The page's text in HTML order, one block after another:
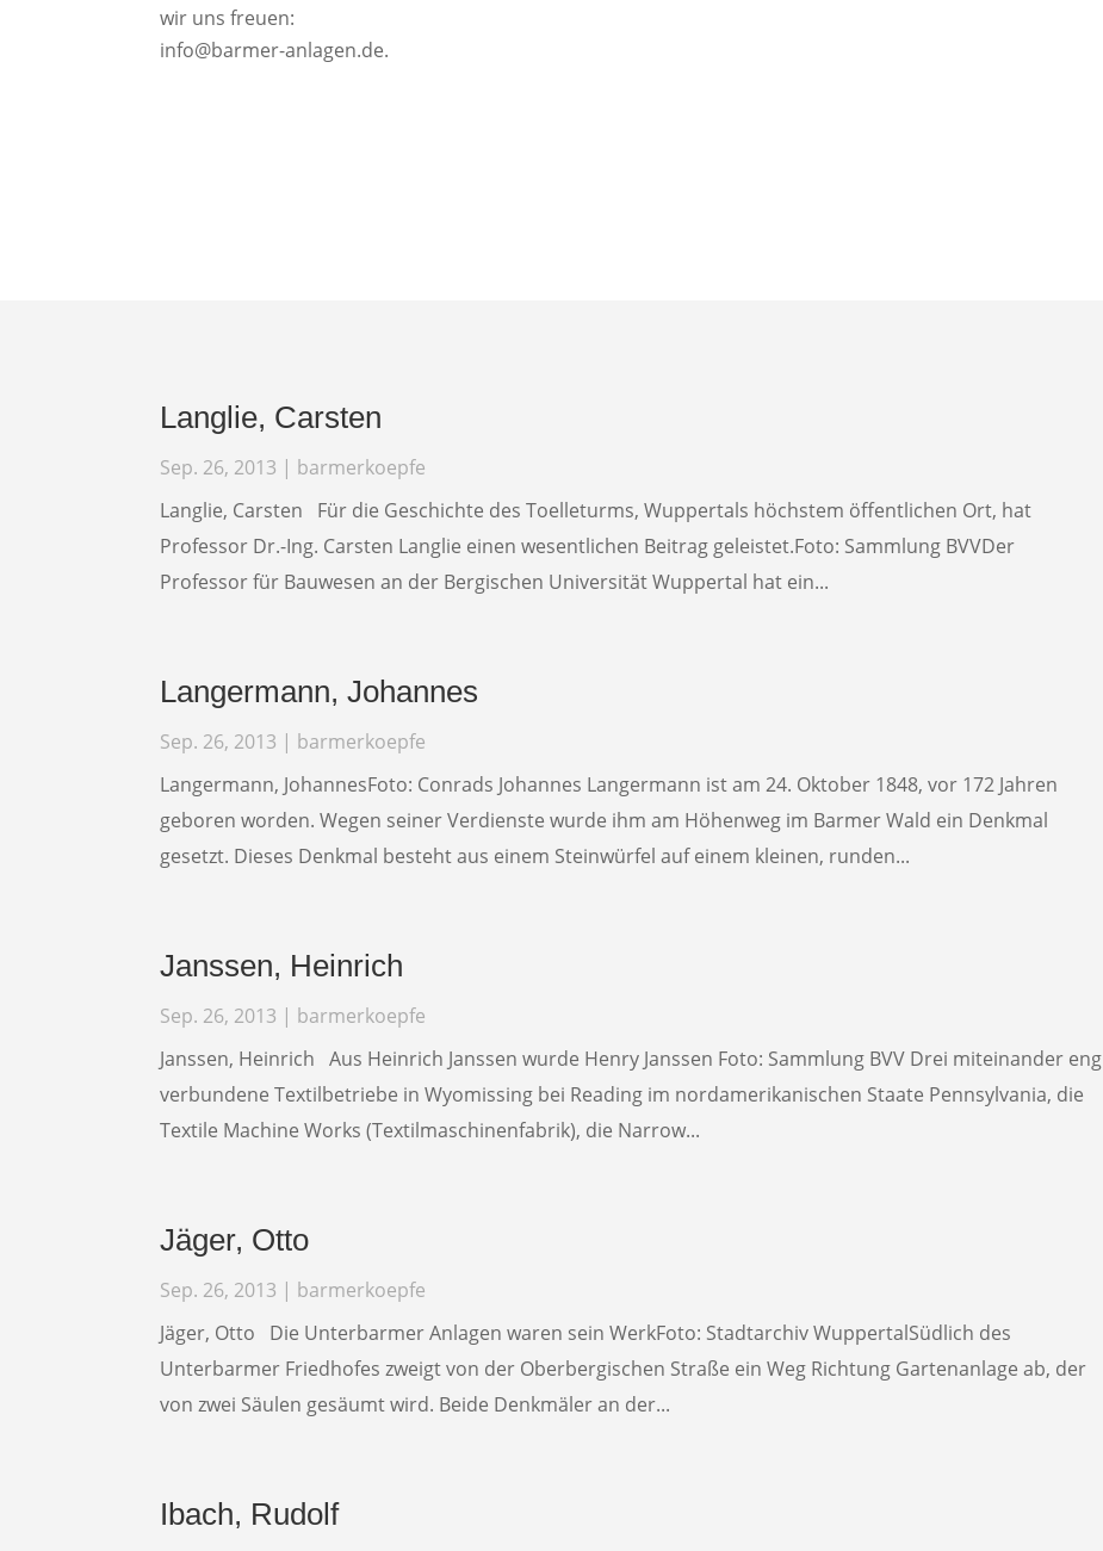
wir uns freuen:
info@barmer-anlagen.de.
Langlie, Carsten
Sep. 26, 2013 | barmerkoepfe
Langlie, Carsten Für die Geschichte des Toelleturms, Wuppertals höchstem öffentlichen Ort, hat
Professor Dr.-Ing. Carsten Langlie einen wesentlichen Beitrag geleistet.Foto: Sammlung BVVDer
Professor für Bauwesen an der Bergischen Universität Wuppertal hat ein...
Langermann, Johannes
Sep. 26, 2013 | barmerkoepfe
Langermann, JohannesFoto: Conrads Johannes Langermann ist am 24. Oktober 1848, vor 172 Jahren
geboren worden. Wegen seiner Verdienste wurde ihm am Höhenweg im Barmer Wald ein Denkmal
gesetzt. Dieses Denkmal besteht aus einem Steinwürfel auf einem kleinen, runden...
Janssen, Heinrich
Sep. 26, 2013 | barmerkoepfe
Janssen, Heinrich Aus Heinrich Janssen wurde Henry Janssen Foto: Sammlung BVV Drei miteinander eng
verbundene Textilbetriebe in Wyomissing bei Reading im nordamerikanischen Staate Pennsylvania, die
Textile Machine Works (Textilmaschinenfabrik), die Narrow...
Jäger, Otto
Sep. 26, 2013 | barmerkoepfe
Jäger, Otto Die Unterbarmer Anlagen waren sein WerkFoto: Stadtarchiv WuppertalSüdlich des
Unterbarmer Friedhofes zweigt von der Oberbergischen Straße ein Weg Richtung Gartenanlage ab, der
von zwei Säulen gesäumt wird. Beide Denkmäler an der...
Ibach, Rudolf